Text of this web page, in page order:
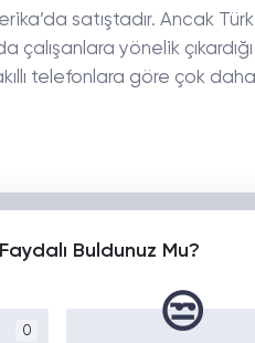
satıştadır. Ancak
çalışanlara yönelik
telefonlara göre çok
Faydalı Buldunuz Mu?
0 😒